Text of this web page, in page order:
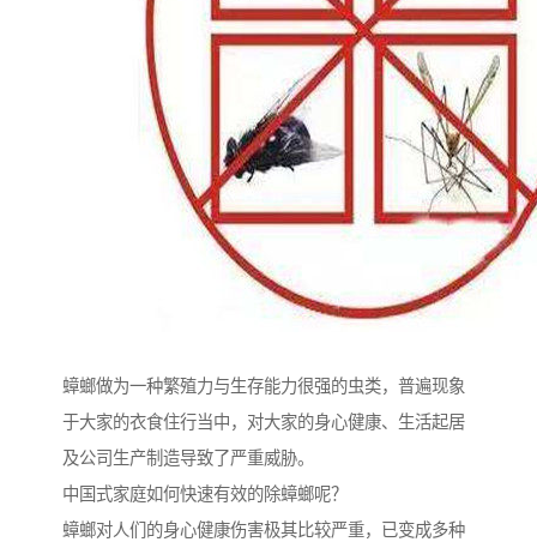
蟑螂做为一种繁殖力与生存能力很强的虫类，普遍现象
于大家的衣食住行当中，对大家的身心健康、生活起居
及公司生产制造导致了严重威胁。
中国式家庭如何快速有效的除蟑螂呢？
蟑螂对人们的身心健康伤害极其比较严重，已变成多种